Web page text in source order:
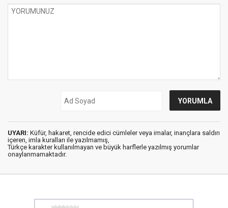
UYARI: Küfür, hakaret, rencide edici cümleler veya imalar, inançlara saldırı
içeren, imla kuralları ile yazılmamış,
Türkçe karakter kullanılmayan ve büyük harflerle yazılmış yorumlar
onaylanmamaktadır.